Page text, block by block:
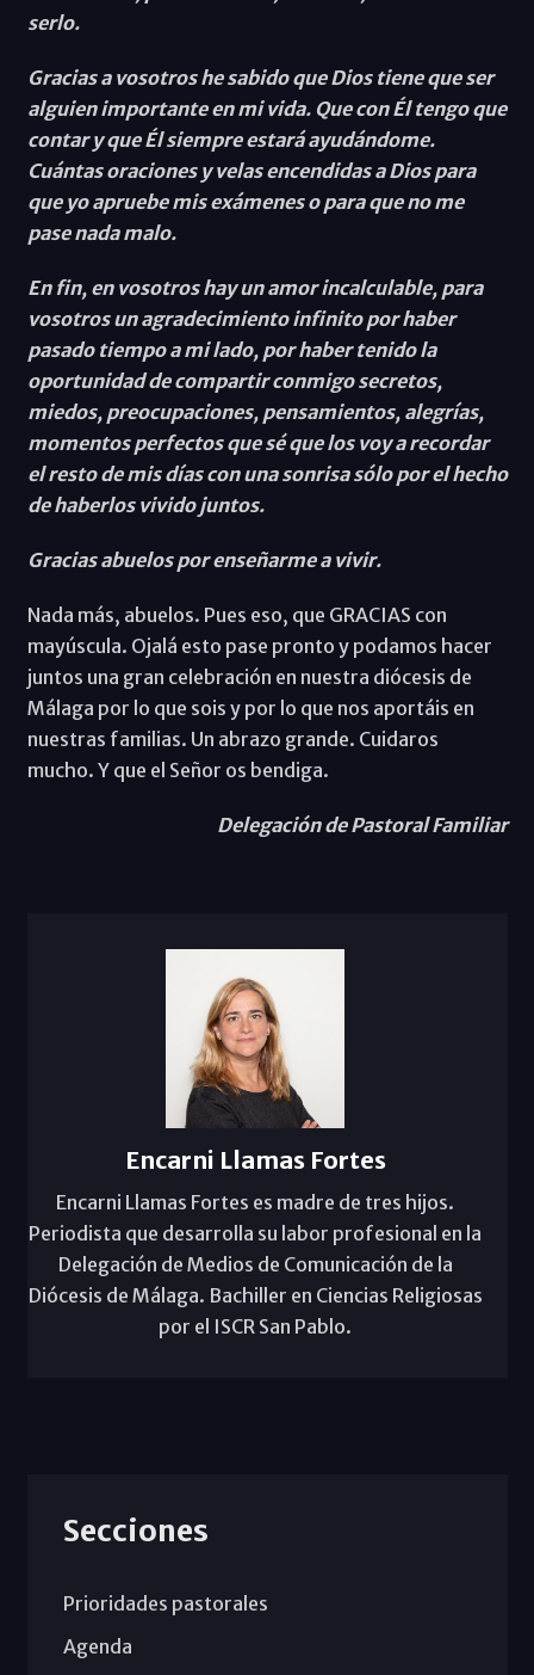
serlo.
Gracias a vosotros he sabido que Dios tiene que ser
alguien importante en mi vida. Que con Él tengo que
contar y que Él siempre estará ayudándome.
Cuántas oraciones y velas encendidas a Dios para
que yo apruebe mis exámenes o para que no me
pase nada malo.
En fin, en vosotros hay un amor incalculable, para
vosotros un agradecimiento infinito por haber
pasado tiempo a mi lado, por haber tenido la
oportunidad de compartir conmigo secretos,
miedos, preocupaciones, pensamientos, alegrías,
momentos perfectos que sé que los voy a recordar
el resto de mis días con una sonrisa sólo por el hecho
de haberlos vivido juntos.
Gracias abuelos por enseñarme a vivir.
Nada más, abuelos. Pues eso, que GRACIAS con
mayúscula. Ojalá esto pase pronto y podamos hacer
juntos una gran celebración en nuestra diócesis de
Málaga por lo que sois y por lo que nos aportáis en
nuestras familias. Un abrazo grande. Cuidaros
mucho. Y que el Señor os bendiga.
Delegación de Pastoral Familiar
Encarni Llamas Fortes
Encarni Llamas Fortes es madre de tres hijos.
Periodista que desarrolla su labor profesional en la
Delegación de Medios de Comunicación de la
Diócesis de Málaga. Bachiller en Ciencias Religiosas
por el ISCR San Pablo.
Secciones
Prioridades pastorales
Agenda